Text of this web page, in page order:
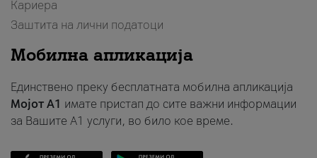
Кариера
Заштита на лични податоци
Мобилна апликација
Единствено преку бесплатната мобилна апликација
Мојот A1 имате пристап до сите важни информации
за Вашите A1 услуги, во било кое време.